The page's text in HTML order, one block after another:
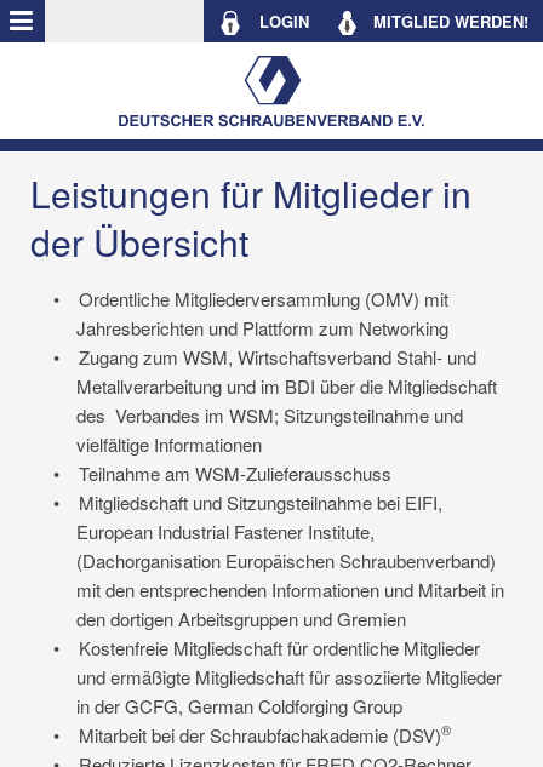
LOGIN MITGLIED WERDEN!
Leistungen für Mitglieder in
der Übersicht
•
Ordentliche Mitgliederversammlung (OMV) mit
Jahresberichten und Plattform zum Networking
•
Zugang zum WSM, Wirtschaftsverband Stahl- und
Metallverarbeitung und im BDI über die Mitgliedschaft
des Verbandes im WSM; Sitzungsteilnahme und
vielfältige Informationen
•
Teilnahme am WSM-Zulieferausschuss
•
Mitgliedschaft und Sitzungsteilnahme bei EIFI,
European Industrial Fastener Institute,
(Dachorganisation Europäischen Schraubenverband)
mit den entsprechenden Informationen und Mitarbeit in
den dortigen Arbeitsgruppen und Gremien
•
Kostenfreie Mitgliedschaft für ordentliche Mitglieder
und ermäßigte Mitgliedschaft für assoziierte Mitglieder
in der GCFG, German Coldforging Group
•
Mitarbeit bei der Schraubfachakademie (DSV)®